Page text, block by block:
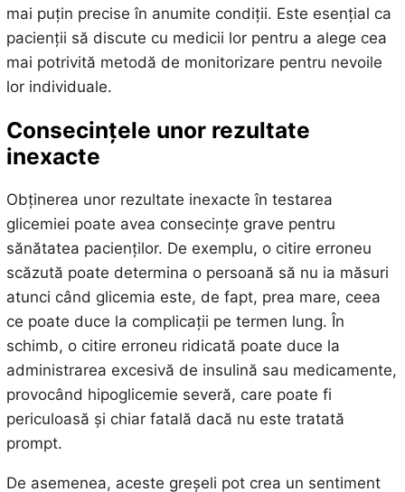
mai puțin precise în anumite condiții. Este esențial ca
pacienții să discute cu medicii lor pentru a alege cea
mai potrivită metodă de monitorizare pentru nevoile
lor individuale.
Consecințele unor rezultate
inexacte
Obținerea unor rezultate inexacte în testarea
glicemiei poate avea consecințe grave pentru
sănătatea pacienților. De exemplu, o citire erroneu
scăzută poate determina o persoană să nu ia măsuri
atunci când glicemia este, de fapt, prea mare, ceea
ce poate duce la complicații pe termen lung. În
schimb, o citire erroneu ridicată poate duce la
administrarea excesivă de insulină sau medicamente,
provocând hipoglicemie severă, care poate fi
periculoasă și chiar fatală dacă nu este tratată
prompt.
De asemenea, aceste greșeli pot crea un sentiment